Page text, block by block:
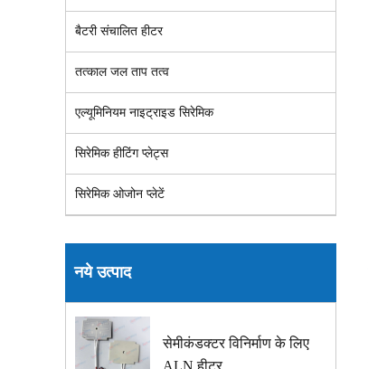
बैटरी संचालित हीटर
तत्काल जल ताप तत्व
एल्यूमिनियम नाइट्राइड सिरेमिक
सिरेमिक हीटिंग प्लेट्स
सिरेमिक ओजोन प्लेटें
नये उत्पाद
सेमीकंडक्टर विनिर्माण के लिए
ALN हीटर